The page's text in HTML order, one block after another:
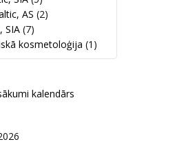
AS (2)
SIA (7)
kosmetoloģija (1)
kalendārs